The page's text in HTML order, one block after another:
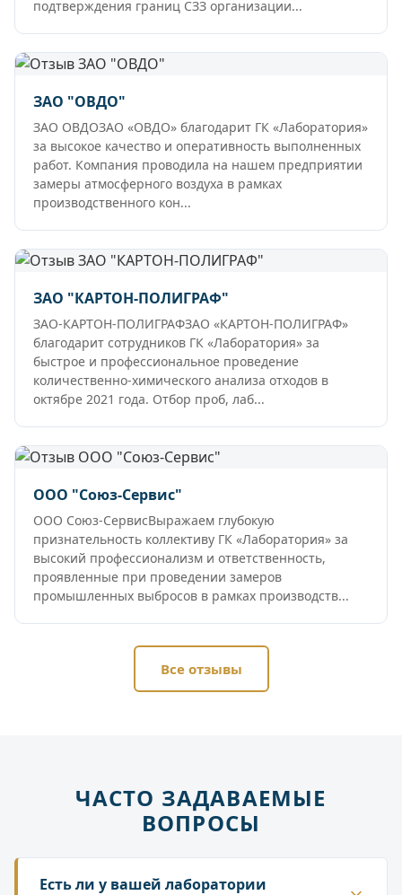
подтверждения границ СЗЗ организации...
ЗАО "ОВДО"
ЗАО ОВДОЗАО «ОВДО» благодарит ГК «Лаборатория»
за высокое качество и оперативность выполненных
работ. Компания проводила на нашем предприятии
замеры атмосферного воздуха в рамках
производственного кон...
ЗАО "КАРТОН-ПОЛИГРАФ"
ЗАО-КАРТОН-ПОЛИГРАФЗАО «КАРТОН-ПОЛИГРАФ»
благодарит сотрудников ГК «Лаборатория» за
быстрое и профессиональное проведение
количественно-химического анализа отходов в
октябре 2021 года. Отбор проб, лаб...
ООО "Союз-Сервис"
ООО Союз-СервисВыражаем глубокую
признательность коллективу ГК «Лаборатория» за
высокий профессионализм и ответственность,
проявленные при проведении замеров
промышленных выбросов в рамках производств...
Все отзывы
ЧАСТО ЗАДАВАЕМЫЕ
ВОПРОСЫ
Есть ли у вашей лаборатории